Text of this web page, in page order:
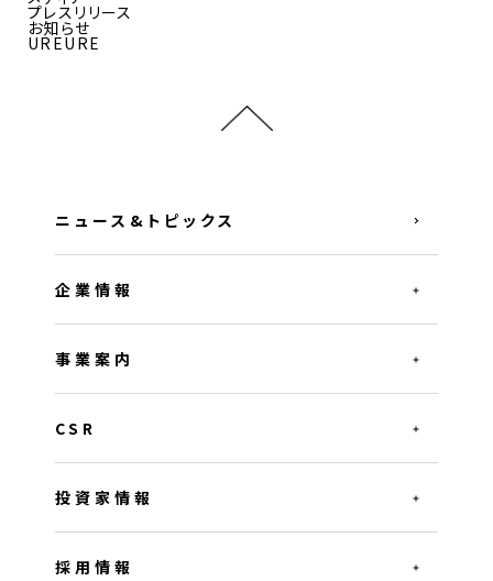
プレスリリース
お知らせ
UREURE
ニュース&トピックス
企業情報
事業案内
CSR
投資家情報
採用情報